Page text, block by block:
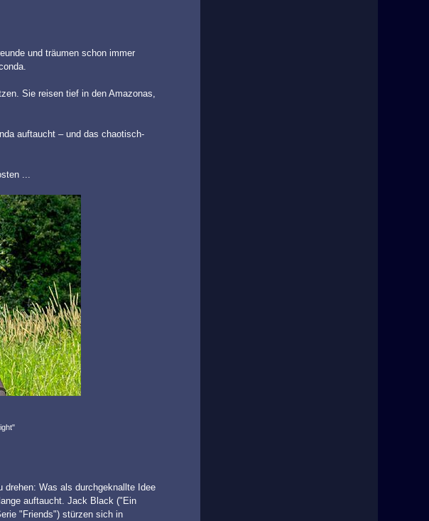
und träumen schon immer
Sie reisen tief in den Amazonas,
auftaucht – und das chaotisch-
...
drehen: Was als durchgeknallte Idee
auftaucht. Jack Black ("Ein
"Friends") stürzen sich in